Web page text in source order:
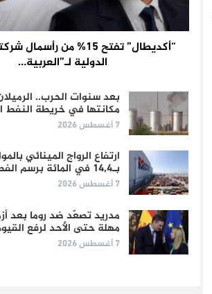
“أكديطال” تفتح 15% من
الدولية لـ”العربية…
بعد سنوات الحرب..
مكانتها في خريطة النفط
7 أغسطس 2026
ارتفاع الرواج المينائي
بـ14,4 في المائة برسم الفصل…
7 أغسطس 2026
مدريد تصعّد ضد روما بعد
مهلة حتى الأحد لرفع
7 أغسطس 2026